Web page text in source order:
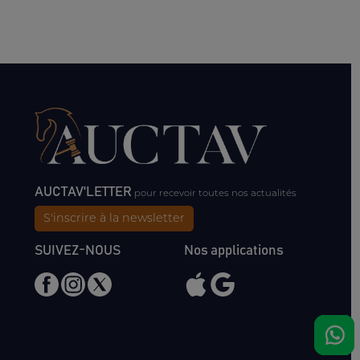
AUCTAV'LETTER pour recevoir toutes nos actualités
S'inscrire à la newsletter
SUIVEZ-NOUS Nos applications